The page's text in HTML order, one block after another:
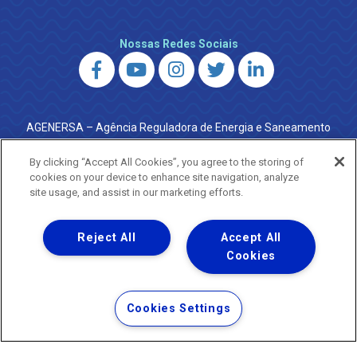
Nossas Redes Sociais
AGENERSA – Agência Reguladora de Energia e Saneamento
do Estado do Rio de Janeiro
0800 024 9040 · (21) 2332-6457 (WhatsApp) ·
ouvidoria@agenersa.rj.gov.br/ouvidoria.agenersa@gmail.com
·http://www.agenersa.rj.gov.br
Uma empresa
Copyright ® 2026 - Todos os Direitos Reservados.
Termos Gerais de Uso de Sites e Aplicativos
Política de Privacidade e Proteção de Dados
By clicking “Accept All Cookies”, you agree to the storing of
cookies on your device to enhance site navigation, analyze
site usage, and assist in our marketing efforts.
Accept All
Cookies
Reject All
Cookies Settings